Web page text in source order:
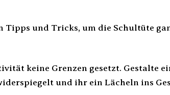
und Tricks, um die Schultüte
keine Grenzen gesetzt. Gestalte
und ihr ein Lächeln ins